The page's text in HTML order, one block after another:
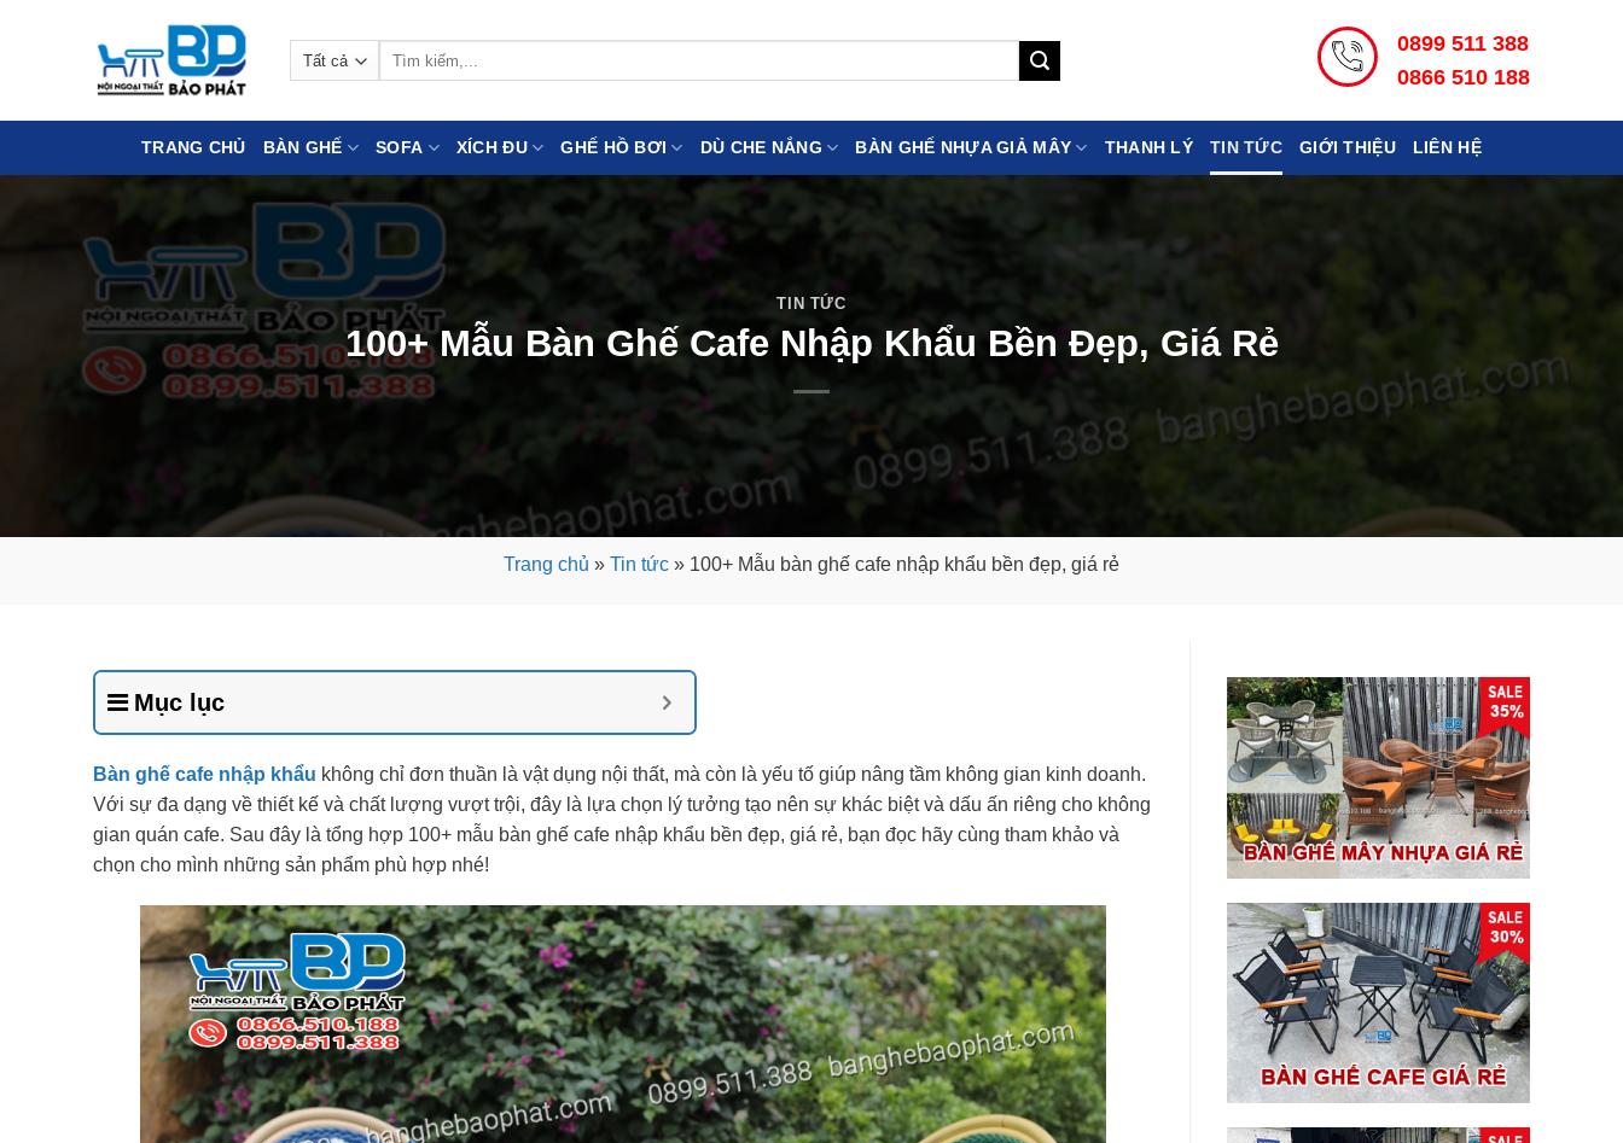
0899 511 388
0866 510 188
TRANG CHỦ BÀN GHẾ SOFA XÍCH ĐU GHẾ HỒ BƠI DÙ CHE NẮNG BÀN GHẾ NHỰA GIẢ MÂY THANH LÝ TIN TỨC GIỚI THIỆU LIÊN HỆ
TIN TỨC
100+ Mẫu Bàn Ghế Cafe Nhập Khẩu Bền Đẹp, Giá Rẻ
Trang chủ » Tin tức » 100+ Mẫu bàn ghế cafe nhập khẩu bền đẹp, giá rẻ
Mục lục
Bàn ghế cafe nhập khẩu không chỉ đơn thuần là vật dụng nội thất, mà còn là yếu tố giúp nâng tầm không gian kinh doanh.
Với sự đa dạng về thiết kế và chất lượng vượt trội, đây là lựa chọn lý tưởng tạo nên sự khác biệt và dấu ấn riêng cho không
gian quán cafe. Sau đây là tổng hợp 100+ mẫu bàn ghế cafe nhập khẩu bền đẹp, giá rẻ, bạn đọc hãy cùng tham khảo và
chọn cho mình những sản phẩm phù hợp nhé!